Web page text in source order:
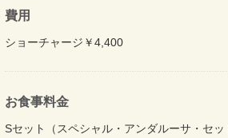
費用
ショーチャージ￥4,400
お食事料金
Sセット（スペシャル・アンダルーサ・セ